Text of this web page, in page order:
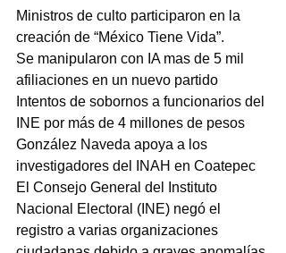
Ministros de culto participaron en la
creación de “México Tiene Vida”.
Se manipularon con IA mas de 5 mil
afiliaciones en un nuevo partido
Intentos de sobornos a funcionarios del
INE por más de 4 millones de pesos
González Naveda apoya a los
investigadores del INAH en Coatepec
El Consejo General del Instituto
Nacional Electoral (INE) negó el
registro a varias organizaciones